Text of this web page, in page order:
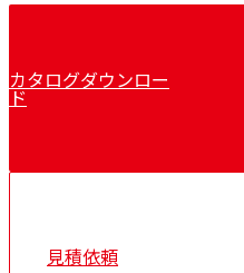
カタログダウンロー
ド
見積依頼